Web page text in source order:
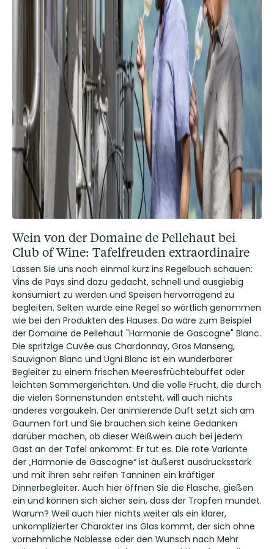
Wein von der Domaine de Pellehaut bei
Club of Wine: Tafelfreuden extraordinaire
Lassen Sie uns noch einmal kurz ins Regelbuch schauen:
Vins de Pays sind dazu gedacht, schnell und ausgiebig
konsumiert zu werden und Speisen hervorragend zu
begleiten. Selten wurde eine Regel so wörtlich genommen
wie bei den Produkten des Hauses. Da wäre zum Beispiel
der Domaine de Pellehaut "Harmonie de Gascogne" Blanc.
Die spritzige Cuvée aus Chardonnay, Gros Manseng,
Sauvignon Blanc und Ugni Blanc ist ein wunderbarer
Begleiter zu einem frischen Meeresfrüchtebuffet oder
leichten Sommergerichten. Und die volle Frucht, die durch
die vielen Sonnenstunden entsteht, will auch nichts
anderes vorgaukeln. Der animierende Duft setzt sich am
Gaumen fort und Sie brauchen sich keine Gedanken
darüber machen, ob dieser Weißwein auch bei jedem
Gast an der Tafel ankommt: Er tut es. Die rote Variante
der „Harmonie de Gascogne“ ist äußerst ausdrucksstark
und mit ihren sehr reifen Tanninen ein kräftiger
Dinnerbegleiter. Auch hier öffnen Sie die Flasche, gießen
ein und können sich sicher sein, dass der Tropfen mundet.
Warum? Weil auch hier nichts weiter als ein klarer,
unkomplizierter Charakter ins Glas kommt, der sich ohne
vornehmliche Noblesse oder den Wunsch nach Mehr